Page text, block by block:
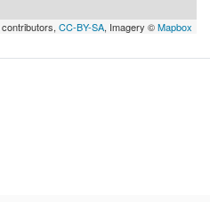
contributors, CC-BY-SA, Imagery ©Mapbox